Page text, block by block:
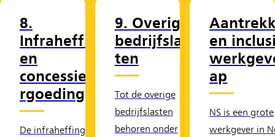
8.
Infraheffing
en
concessieve
rgoeding
De infraheffing en
9. Overige
bedrijfslas
ten
Tot de overige
bedrijfslasten
behoren onder
en
ap
NS is een grote
werkgever in